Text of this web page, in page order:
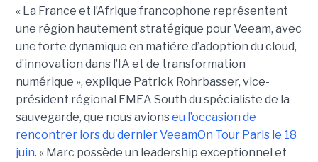
« La France et l’Afrique francophone représentent
une région hautement stratégique pour Veeam, avec
une forte dynamique en matière d’adoption du cloud,
d’innovation dans l’IA et de transformation
numérique », explique Patrick Rohrbasser, vice-
président régional EMEA South du spécialiste de la
sauvegarde, que nous avionseu l’occasion de
rencontrer lors du dernier VeeamOn Tour Paris le 18
juin. « Marc possède un leadership exceptionnel et